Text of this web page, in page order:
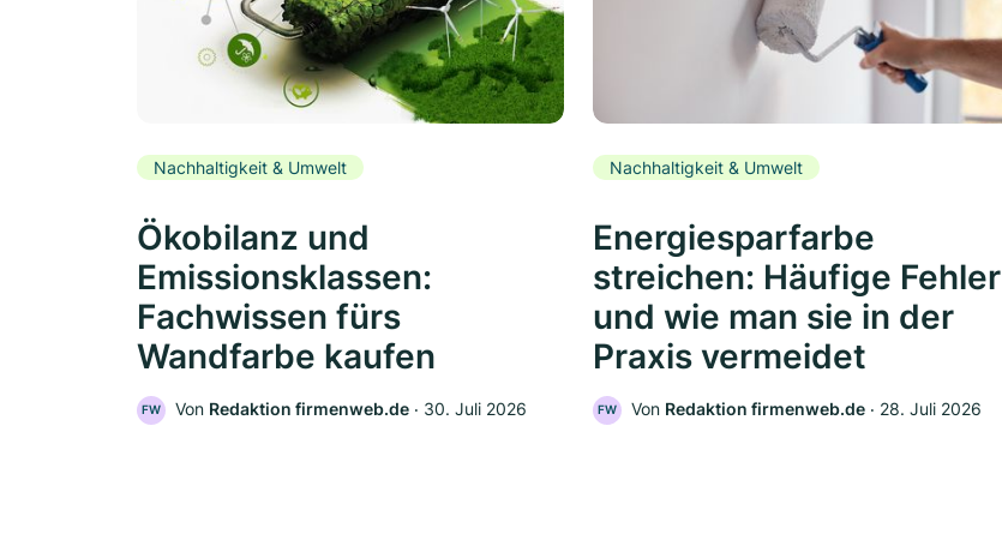
Nachhaltigkeit & Umwelt
Ökobilanz und
Emissionsklassen:
Fachwissen fürs
Wandfarbe kaufen
FW Von Redaktion firmenweb.de ‧ 30. Juli 2026
Nachhaltigkeit & Umwelt
Energiesparfarbe
streichen: Häufige Fehler
und wie man sie in der
Praxis vermeidet
FW Von Redaktion firmenweb.de ‧ 28. Juli 2026